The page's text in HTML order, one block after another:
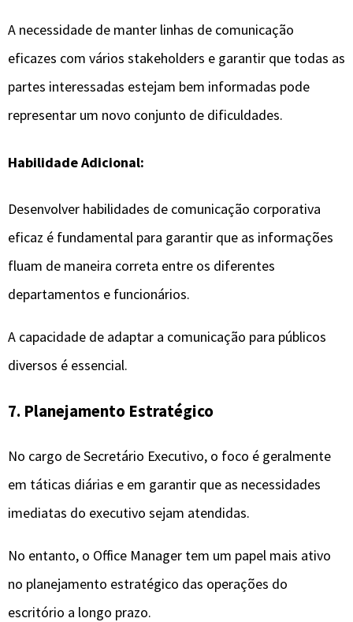
A necessidade de manter linhas de comunicação
eficazes com vários stakeholders e garantir que todas as
partes interessadas estejam bem informadas pode
representar um novo conjunto de dificuldades.
Habilidade Adicional:
Desenvolver habilidades de comunicação corporativa
eficaz é fundamental para garantir que as informações
fluam de maneira correta entre os diferentes
departamentos e funcionários.
A capacidade de adaptar a comunicação para públicos
diversos é essencial.
7. Planejamento Estratégico
No cargo de Secretário Executivo, o foco é geralmente
em táticas diárias e em garantir que as necessidades
imediatas do executivo sejam atendidas.
No entanto, o Office Manager tem um papel mais ativo
no planejamento estratégico das operações do
escritório a longo prazo.